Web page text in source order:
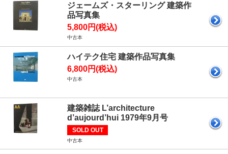
ジェームズ・スターリング 建築作
品写真集
5,800円(税込)
中古本
ハイテク住宅 建築作品写真集
6,800円(税込)
中古本
建築雑誌 L’architecture
d’aujourd’hui 1979年9月号
SOLD OUT
中古本